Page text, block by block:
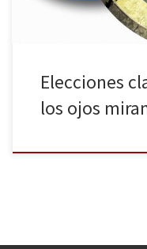
Elecciones
los ojos